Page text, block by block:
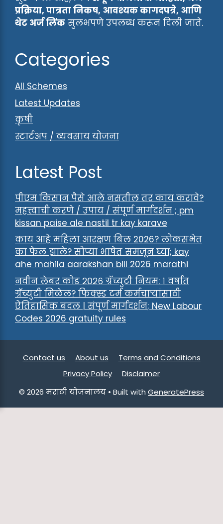
प्रक्रिया, पात्रता निकष, आवश्यक कागदपत्रे, आणि
थेट अर्ज लिंक सुलभपणे उपलब्ध करून दिली जाते.
Categories
All Schemes
Latest Updates
कृषी
स्टार्टअप / व्यवसाय योजना
Latest Post
पीएम किसान पैसे आले नसतील तर काय करावे?
महत्त्वाची करणे / उपाय / संपूर्ण मार्गदर्शन ; pm
kissan paise ale nastil tr kay karave
काय आहे महिला आरक्षण बिल 2026? लोकसभेत
का फेल झाले? सोप्या भाषेत समजून घ्या; kay
ahe mahila aarakshan bill 2026 marathi
नवीन लेबर कोड २०२६ ग्रॅच्युटी नियम: १ वर्षात
ग्रॅच्युटी मिळेल? फिक्स्ड टर्म कर्मचाऱ्यांसाठी
ऐतिहासिक बदल | संपूर्ण मार्गदर्शन; New Labour
Codes 2026 gratuity rules
Contact us About us
Terms and Conditions
Privacy Policy
Disclaimer
© 2026 मराठी योजनालय • Built with GeneratePress